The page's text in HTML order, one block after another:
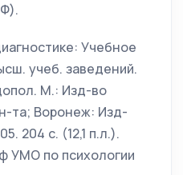
Учебное
учеб. заведений.
М.: Изд-во
та; Воронеж: Изд-
204 с. (12,1 п.л.).
УМО по психологии